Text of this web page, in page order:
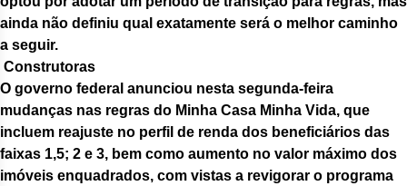
ainda não definiu qual exatamente será o melhor caminho
a seguir.
Construtoras
O governo federal anunciou nesta segunda-feira
mudanças nas regras do Minha Casa Minha Vida, que
incluem reajuste no perfil de renda dos beneficiários das
faixas 1,5; 2 e 3, bem como aumento no valor máximo dos
imóveis enquadrados, com vistas a revigorar o programa